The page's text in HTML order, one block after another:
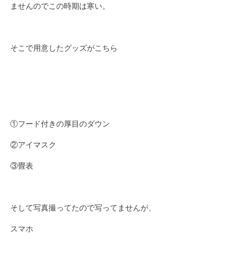
ませんのでこの時期は寒い。
そこで用意したグッズがこちら
①フード付きの厚目のダウン
②アイマスク
③畳表
そして写真撮ってたので写ってませんが、
スマホ